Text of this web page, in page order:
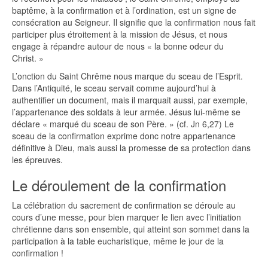
baptême, à la confirmation et à l’ordination, est un signe de
consécration au Seigneur. Il signifie que la confirmation nous fait
participer plus étroitement à la mission de Jésus, et nous
engage à répandre autour de nous « la bonne odeur du
Christ. »
L’onction du Saint Chrême nous marque du sceau de l’Esprit.
Dans l’Antiquité, le sceau servait comme aujourd’hui à
authentifier un document, mais il marquait aussi, par exemple,
l’appartenance des soldats à leur armée. Jésus lui-même se
déclare « marqué du sceau de son Père. » (cf. Jn 6,27) Le
sceau de la confirmation exprime donc notre appartenance
définitive à Dieu, mais aussi la promesse de sa protection dans
les épreuves.
Le déroulement de la confirmation
La célébration du sacrement de confirmation se déroule au
cours d’une messe, pour bien marquer le lien avec l’initiation
chrétienne dans son ensemble, qui atteint son sommet dans la
participation à la table eucharistique, même le jour de la
confirmation !